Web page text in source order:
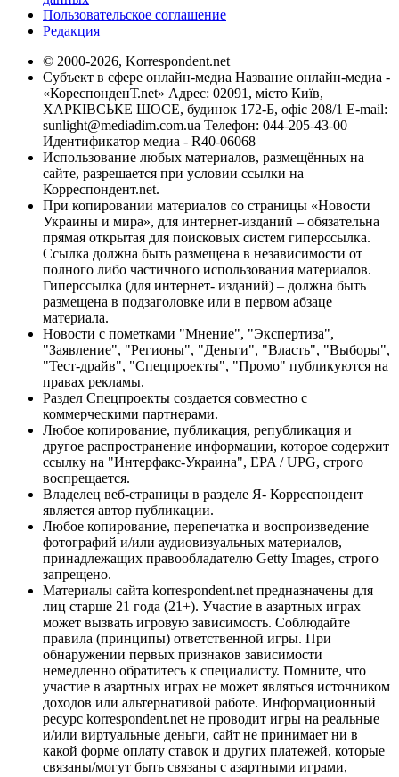
Пользовательское соглашение
Редакция
© 2000-2026, Korrespondent.net
Субъект в сфере онлайн-медиа Название онлайн-медиа -
«КореспонденТ.net» Адрес: 02091, місто Київ,
ХАРКІВСЬКЕ ШОСЕ, будинок 172-Б, офіс 208/1 E-mail:
sunlight@mediadim.com.ua Телефон: 044-205-43-00
Идентификатор медиа - R40-06068
Использование любых материалов, размещённых на
сайте, разрешается при условии ссылки на
Корреспондент.net.
При копировании материалов со страницы «Новости
Украины и мира», для интернет-изданий – обязательна
прямая открытая для поисковых систем гиперссылка.
Ссылка должна быть размещена в независимости от
полного либо частичного использования материалов.
Гиперссылка (для интернет- изданий) – должна быть
размещена в подзаголовке или в первом абзаце
материала.
Новости с пометками "Мнение", "Экспертиза",
"Заявление", "Регионы", "Деньги", "Власть", "Выборы",
"Тест-драйв", "Спецпроекты", "Промо" публикуются на
правах рекламы.
Раздел Спецпроекты создается совместно с
коммерческими партнерами.
Любое копирование, публикация, републикация и
другое распространение информации, которое содержит
ссылку на "Интерфакс-Украина", EPA / UPG, строго
воспрещается.
Владелец веб-страницы в разделе Я- Корреспондент
является автор публикации.
Любое копирование, перепечатка и воспроизведение
фотографий и/или аудиовизуальных материалов,
принадлежащих правообладателю Getty Images, строго
запрещено.
Материалы сайта korrespondent.net предназначены для
лиц старше 21 года (21+). Участие в азартных играх
может вызвать игровую зависимость. Соблюдайте
правила (принципы) ответственной игры. При
обнаружении первых признаков зависимости
немедленно обратитесь к специалисту. Помните, что
участие в азартных играх не может являться источником
доходов или альтернативой работе. Информационный
ресурс korrespondent.net не проводит игры на реальные
и/или виртуальные деньги, сайт не принимает ни в
какой форме оплату ставок и других платежей, которые
связаны/могут быть связаны с азартными играми,